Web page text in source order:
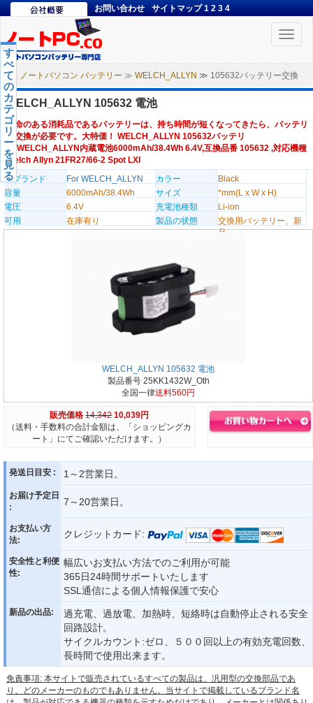
お問い合わせ サイトマップ 1 2 3 4
Toggle
ノートパソコン バッテリー ≫ WELCH_ALLYN ≫ 105632バッテリー交換
す
べ
て
の
カ
テ
ゴ
リ
ー
を
見
る
WELCH_ALLYN 105632 電池
寿命のある消耗品であるバッテリーは、持ち時間が短くなってきたら、バッテリ
ー交換が必要です。大特価！ WELCH_ALLYN 105632バッテリ
ー,WELCH_ALLYN内蔵電池6000mAh/38.4Wh 6.4V,互換品番 105632 ,対応機種
Welch Allyn 21FR27/66-2 Spot LXI
のブランド
For WELCH_ALLYN カラー
Black
容量
6000mAh/38.4Wh サイズ
*mm(L x W x H)
電圧
6.4V 充電池種類
Li-ion
可用
在庫有り 製品の状態
交換用バッテリー、新
品
WELCH_ALLYN 105632 電池
製品番号 25KK1432W_Oth
全国一律送料560円
販売価格 14,342 10,039円
（送料・手数料の合計金額は、「ショッピングカ
ート」にてご確認いただけます。）
発送日目安 : 1～2営業日。
お届け予定日
:
7～20営業日。
お支払い方
法:
クレジットカード:
安全性と利便
性:
幅広いお支払い方法でのご利用が可能
365日24時間サポートいたします
SSL通信による個人情報保護で安心
新品の出品:
過充電、過放電、加熱時、短絡時は自動停止される安全
回路設計。
サイクルカウント:ゼロ、５００回以上の有効充電回数、
長時間で使用出来ます。
免責事項: 本サイトで販売されているすべての製品は、汎用型の交換部品であ
り、どのメーカーのものでもありません。当サイトで掲載しているブランド名